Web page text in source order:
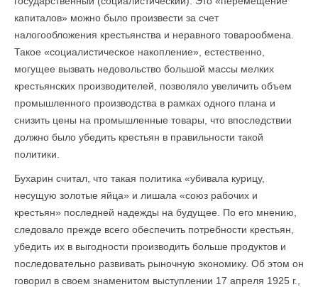
капиталов» можно было произвести за счет
налогообложения крестьянства и неравного товарообмена.
Такое «социалистическое накопление», естественно,
могущее вызвать недовольство большой массы мелких
крестьянских производителей, позволяло увеличить объем
промышленного производства в рамках одного плана и
снизить цены на промышленные товары, что впоследствии
должно было убедить крестьян в правильности такой
политики.
Бухарин считал, что такая политика «убивала курицу,
несущую золотые яйца» и лишала «союз рабочих и
крестьян» последней надежды на будущее. По его мнению,
следовало прежде всего обеспечить потребности крестьян,
убедить их в выгодности производить больше продуктов и
последовательно развивать рыночную экономику. Об этом он
говорил в своем знаменитом выступлении 17 апреля 1925 г.,